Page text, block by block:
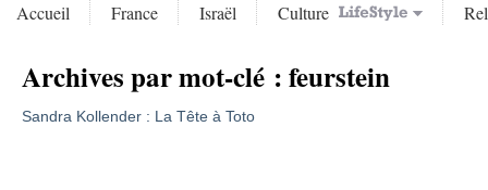
Accueil France Israël Culture
Archives par mot-clé :feurstein
Sandra Kollender : La Tête à Toto